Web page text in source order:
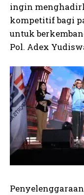
ingin
kompetitif bagi
untuk
Pol. Adex